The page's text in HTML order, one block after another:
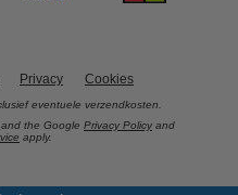
Privacy Cookies
eventuele verzendkosten.
the Google Privacy Policy and
apply.